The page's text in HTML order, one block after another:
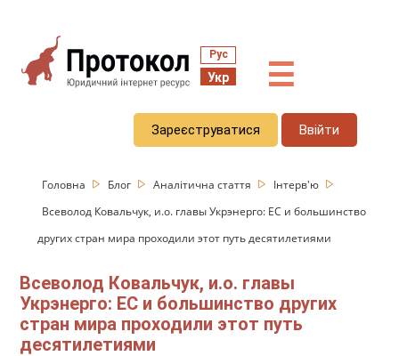
Рус
Укр ☰
Зареєструватися Ввійти
Головна Блог Аналітична стаття
Інтерв'ю
Всеволод Ковальчук, и.о. главы Укрэнерго: ЕС и большинство
других стран мира проходили этот путь десятилетиями
Всеволод Ковальчук, и.о. главы
Укрэнерго: ЕС и большинство других
стран мира проходили этот путь
десятилетиями